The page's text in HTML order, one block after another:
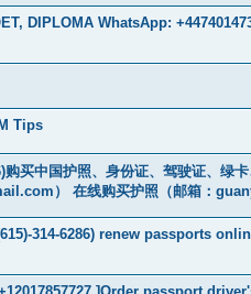
DIPLOMA WhatsApp:
Tips
买中国护照、身份证、驾驶证、绿
） 在线购买护照（邮箱：
314-6286) renew passports
]Order